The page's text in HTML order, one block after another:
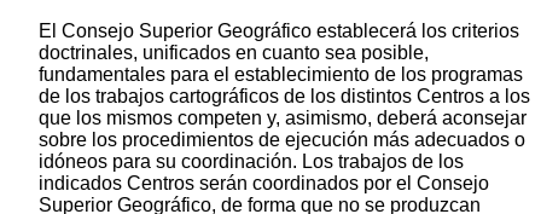
El Consejo Superior Geográfico establecerá los criterios
doctrinales, unificados en cuanto sea posible,
fundamentales para el establecimiento de los programas
de los trabajos cartográficos de los distintos Centros a los
que los mismos competen y, asimismo, deberá aconsejar
sobre los procedimientos de ejecución más adecuados o
idóneos para su coordinación. Los trabajos de los
indicados Centros serán coordinados por el Consejo
Superior Geográfico, de forma que no se produzcan